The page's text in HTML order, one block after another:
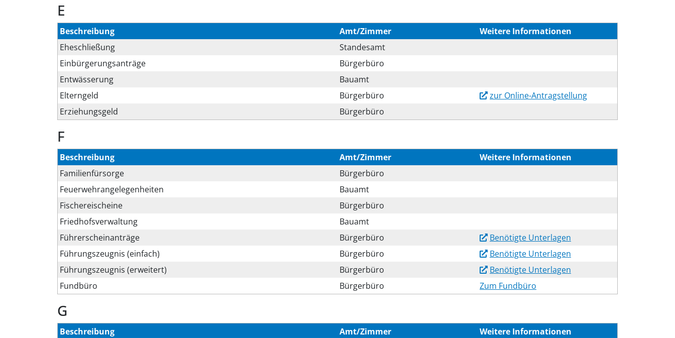
E
Beschreibung Amt/Zimmer
Weitere Informationen
Eheschließung
Standesamt
Einbürgerungsanträge
Bürgerbüro
Entwässerung
Bauamt
Elterngeld
Bürgerbüro
zur Online-Antragstellung
Erziehungsgeld
Bürgerbüro
F
Beschreibung Amt/Zimmer
Weitere Informationen
Familienfürsorge
Bürgerbüro
Feuerwehrangelegenheiten
Bauamt
Fischereischeine
Bürgerbüro
Friedhofsverwaltung
Bauamt
Führerscheinanträge
Bürgerbüro
Benötigte Unterlagen
Führungszeugnis (einfach)
Bürgerbüro
Benötigte Unterlagen
Führungszeugnis (erweitert)
Bürgerbüro
Benötigte Unterlagen
Fundbüro
Bürgerbüro Zum Fundbüro
G
Beschreibung Amt/Zimmer
Weitere Informationen